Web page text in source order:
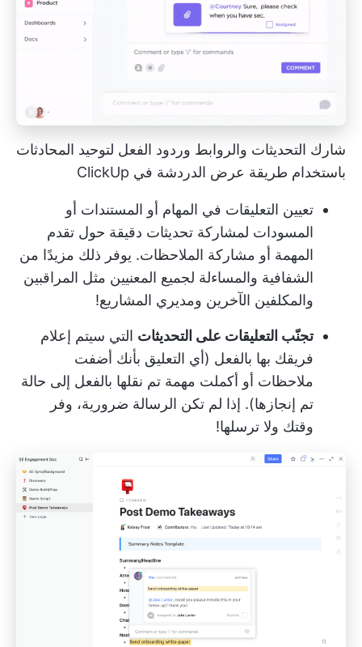
شارك التحديثات والروابط وردود الفعل لتوحيد المحادثات
باستخدام طريقة عرض الدردشة في ClickUp
تعيين التعليقات في المهام أو المستندات أو
المسودات لمشاركة تحديثات دقيقة حول تقدم
المهمة أو مشاركة الملاحظات. يوفر ذلك مزيدًا من
الشفافية والمساءلة لجميع المعنيين مثل المراقبين
والمكلفين الآخرين ومديري المشاريع!
تجنّب التعليقات على التحديثات التي سيتم إعلام
فريقك بها بالفعل (أي التعليق بأنك أضفت
ملاحظات أو أكملت مهمة تم نقلها بالفعل إلى حالة
تم إنجازها). إذا لم تكن الرسالة ضرورية، وفر
وقتك ولا ترسلها!